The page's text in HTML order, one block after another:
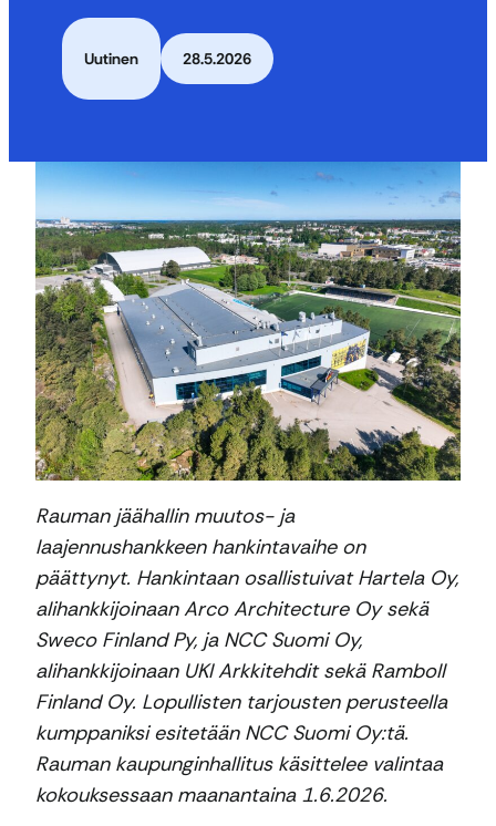
Uutinen 28.5.2026
Rauman jäähallin muutos- ja
laajennushankkeen hankintavaihe on
päättynyt. Hankintaan osallistuivat Hartela Oy,
alihankkijoinaan Arco Architecture Oy sekä
Sweco Finland Py, ja NCC Suomi Oy,
alihankkijoinaan UKI Arkkitehdit sekä Ramboll
Finland Oy. Lopullisten tarjousten perusteella
kumppaniksi esitetään NCC Suomi Oy:tä.
Rauman kaupunginhallitus käsittelee valintaa
kokouksessaan maanantaina 1.6.2026.